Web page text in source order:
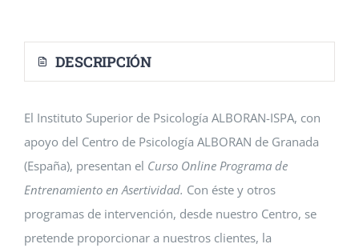
Conócenos
DESCRIPCIÓN
El Instituto Superior de Psicología ALBORAN-ISPA, con
apoyo del Centro de Psicología ALBORAN de Granada
(España), presentan el Curso Online Programa de
Entrenamiento en Asertividad. Con éste y otros
programas de intervención, desde nuestro Centro, se
pretende proporcionar a nuestros clientes, la